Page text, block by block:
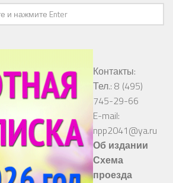
Контакты:
Тел.: 8 (495)
745-29-66
E-mail:
npp2041@ya.ru
Об издании
Схема
проезда